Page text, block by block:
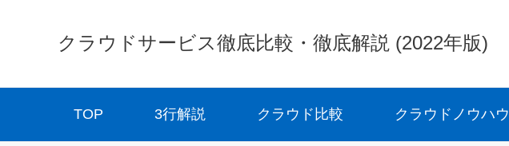
クラウドサービス徹底比較・徹底解説 (2022年版)
TOP 3行解説 クラウド比較 クラウドノウハウ